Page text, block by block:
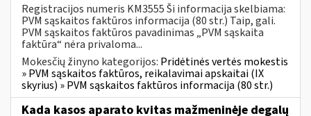
Registracijos numeris KM3555 Ši informacija skelbiama:
PVM sąskaitos faktūros informacija (80 str.) Taip, gali.
PVM sąskaitos faktūros pavadinimas „PVM sąskaita
faktūra“ nėra privaloma...
Mokesčių žinyno kategorijos: Pridėtinės vertės mokestis
» PVM sąskaitos faktūros, reikalavimai apskaitai (IX
skyrius) » PVM sąskaitos faktūros informacija (80 str.)
Kada kasos aparato kvitas mažmeninėje degalų